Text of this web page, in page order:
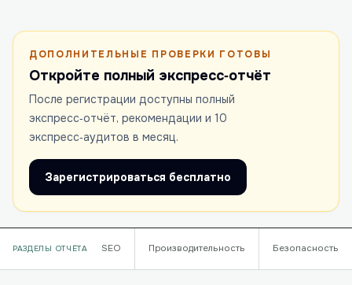
ДОПОЛНИТЕЛЬНЫЕ ПРОВЕРКИ ГОТОВЫ
Откройте полный экспресс‑отчёт
После регистрации доступны полный
экспресс‑отчёт, рекомендации и 10
экспресс‑аудитов в месяц.
Зарегистрироваться бесплатно
РАЗДЕЛЫ ОТЧЁТА SEO Производительность Безопасность